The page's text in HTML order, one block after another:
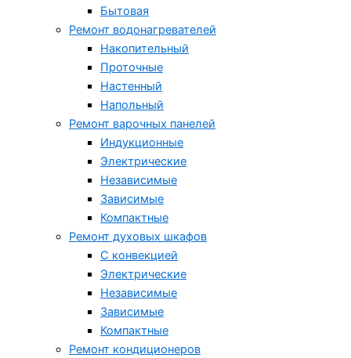
Бытовая
Ремонт водонагревателей
Накопительный
Проточные
Настенный
Напольный
Ремонт варочных панелей
Индукционные
Электрические
Независимые
Зависимые
Компактные
Ремонт духовых шкафов
С конвекцией
Электрические
Независимые
Зависимые
Компактные
Ремонт кондиционеров